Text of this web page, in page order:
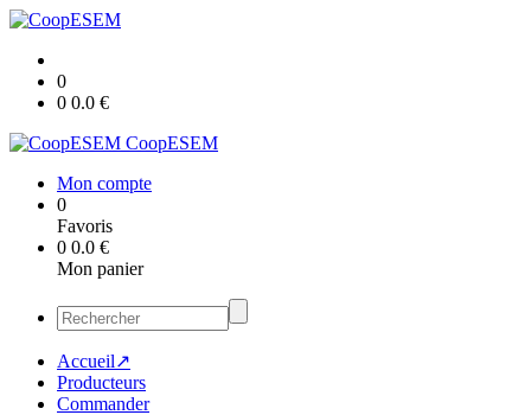
0
0 0.0 €
CoopESEM
Mon compte
0
Favoris
0 0.0 €
Mon panier
Accueil↗
Producteurs
Commander